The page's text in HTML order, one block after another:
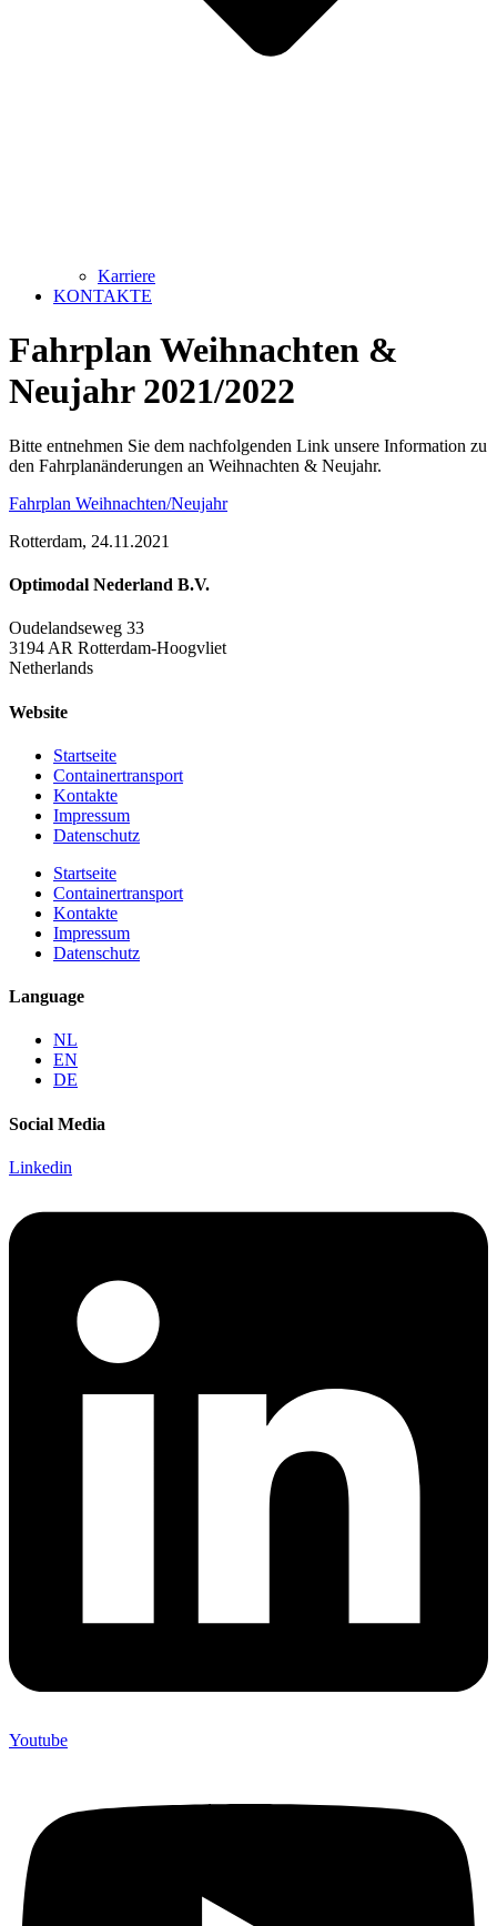
Karriere
KONTAKTE
Fahrplan Weihnachten &
Neujahr 2021/2022
Bitte entnehmen Sie dem nachfolgenden Link unsere Information zu
den Fahrplanänderungen an Weihnachten & Neujahr.
Fahrplan Weihnachten/Neujahr
Rotterdam, 24.11.2021
Optimodal Nederland B.V.
Oudelandseweg 33
3194 AR Rotterdam-Hoogvliet
Netherlands
Website
Startseite
Containertransport
Kontakte
Impressum
Datenschutz
Startseite
Containertransport
Kontakte
Impressum
Datenschutz
Language
NL
EN
DE
Social Media
Linkedin
Youtube